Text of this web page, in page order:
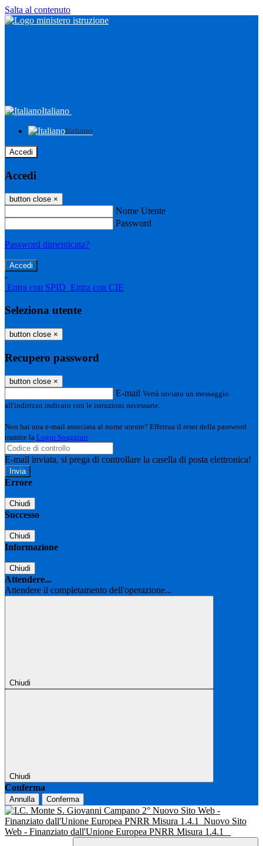
Salta al contenuto
Italiano
Italiano
Accedi
Accedi
button close ×
Nome Utente
Password
Password dimenticata?
-
Entra con SPID Entra con CIE
Seleziona utente
button close ×
Recupero password
button close ×
E-mail Verrà inviato un messaggio
all'indirizzo indicato con le istruzioni necessarie.
Non hai una e-mail associata al nome utente? Effettua il reset della password
tramite la Login Spaggiari
E-mail inviata, si prega di controllare la casella di posta elettronica!
Errore
Chiudi
Successo
Chiudi
Informazione
Chiudi
Attendere...
Attendere il completamento dell'operazione...
Chiudi
Chiudi
Conferma
Annulla Conferma
Nuovo Sito Web -
Finanziato dall'Unione Europea PNRR Misura 1.4.1
Nuovo Sito
Web - Finanziato dall'Unione Europea PNRR Misura 1.4.1